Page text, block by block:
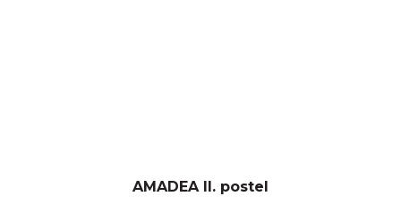
AMADEA II. postel